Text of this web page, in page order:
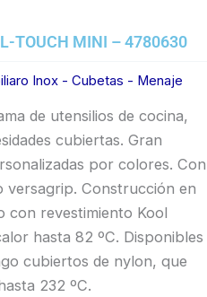
TOUCH MINI – 4780630
Inox - Cubetas - Menaje
de utensilios de cocina,
cubiertas. Gran
por colores. Con
versagrip. Construcción en
con revestimiento Kool
hasta 82 ºC. Disponibles
cubiertos de nylon, que
232 ºC.